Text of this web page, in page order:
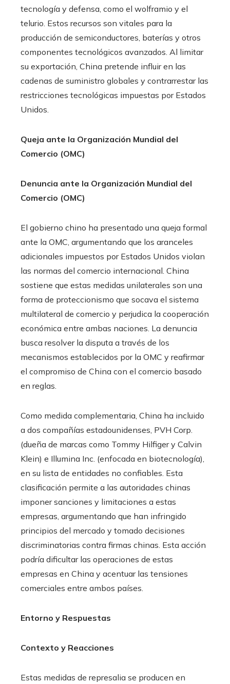
tecnología y defensa, como el wolframio y el
telurio. Estos recursos son vitales para la
producción de semiconductores, baterías y otros
componentes tecnológicos avanzados. Al limitar
su exportación, China pretende influir en las
cadenas de suministro globales y contrarrestar las
restricciones tecnológicas impuestas por Estados
Unidos.
Queja ante la Organización Mundial del
Comercio (OMC)
Denuncia ante la Organización Mundial del
Comercio (OMC)
El gobierno chino ha presentado una queja formal
ante la OMC, argumentando que los aranceles
adicionales impuestos por Estados Unidos violan
las normas del comercio internacional. China
sostiene que estas medidas unilaterales son una
forma de proteccionismo que socava el sistema
multilateral de comercio y perjudica la cooperación
económica entre ambas naciones. La denuncia
busca resolver la disputa a través de los
mecanismos establecidos por la OMC y reafirmar
el compromiso de China con el comercio basado
en reglas.
Como medida complementaria, China ha incluido
a dos compañías estadounidenses, PVH Corp.
(dueña de marcas como Tommy Hilfiger y Calvin
Klein) e Illumina Inc. (enfocada en biotecnología),
en su lista de entidades no confiables. Esta
clasificación permite a las autoridades chinas
imponer sanciones y limitaciones a estas
empresas, argumentando que han infringido
principios del mercado y tomado decisiones
discriminatorias contra firmas chinas. Esta acción
podría dificultar las operaciones de estas
empresas en China y acentuar las tensiones
comerciales entre ambos países.
Entorno y Respuestas
Contexto y Reacciones
Estas medidas de represalia se producen en